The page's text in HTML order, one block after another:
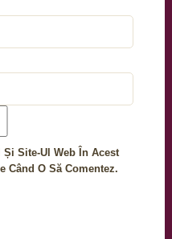
Site-Ul Web În Acest
Când O Să Comentez.